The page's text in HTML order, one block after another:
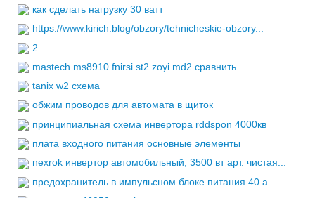
как сделать нагрузку 30 ватт
https://www.kirich.blog/obzory/tehnicheskie-obzory...
2
mastech ms8910 fnirsi st2 zoyi md2 сравнить
tanix w2 схема
обжим проводов для автомата в щиток
принципиальная схема инвертора rddspon 4000кв
плата входного питания основные элементы
nexrok инвертор автомобильный, 3500 вт арт. чистая...
предохранитель в импульсном блоке питания 40 а